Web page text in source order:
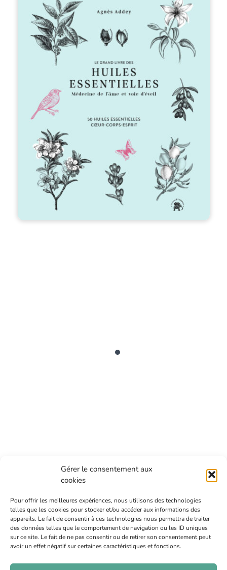
Gérer le consentement aux
cookies
Pour offrir les meilleures expériences, nous utilisons des technologies
telles que les cookies pour stocker et/ou accéder aux informations des
appareils. Le fait de consentir à ces technologies nous permettra de traiter
des données telles que le comportement de navigation ou les ID uniques
sur ce site. Le fait de ne pas consentir ou de retirer son consentement peut
avoir un effet négatif sur certaines caractéristiques et fonctions.
Back
To
Top
Au Cœur des Essentielles